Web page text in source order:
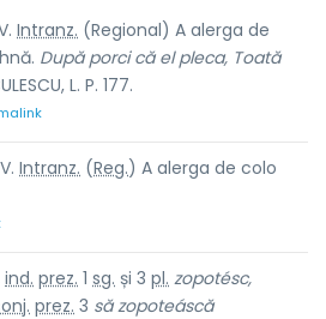
Intranz. (Regional) A alerga de
După porci că el pleca, Toată
L. P. 177.
Intranz. (Reg.) A alerga de colo
ind. prez. 1 sg. și 3 pl. zopotésc,
prez. 3 să zopoteáscă